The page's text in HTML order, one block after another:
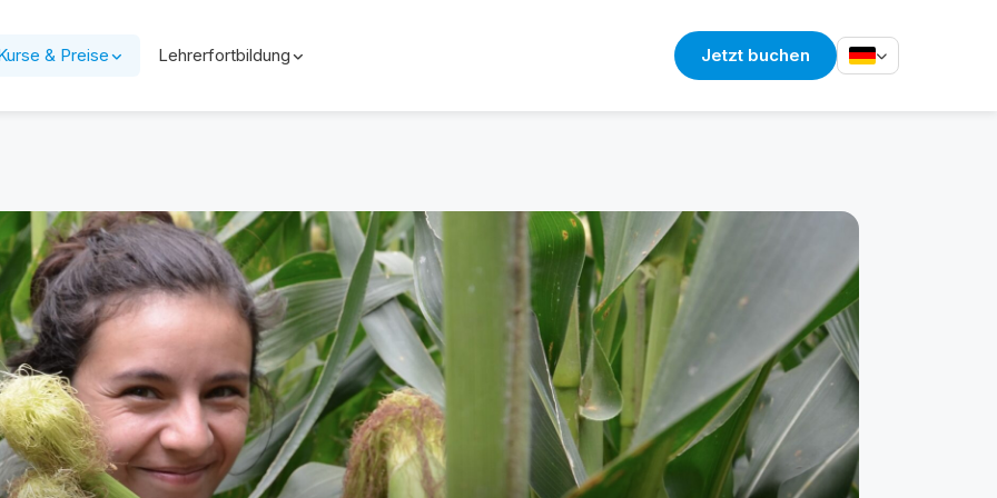
& Preise Lehrerfortbildung Jetzt buchen